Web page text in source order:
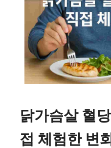
닭가슴살 혈
접 체험한 변